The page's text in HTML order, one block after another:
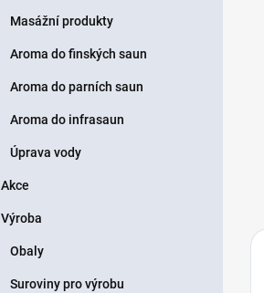
Masážní produkty
Aroma do finských saun
Aroma do parních saun
Aroma do infrasaun
Úprava vody
Akce
Výroba
Obaly
Suroviny pro výrobu